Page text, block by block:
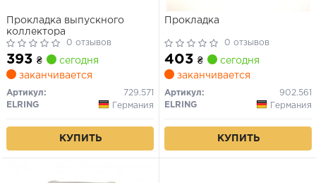
Прокладка выпускного
коллектора
0 отзывов
393 ₴
сегодня
заканчивается
Артикул:
729.571
ELRING
Германия
КУПИТЬ
Прокладка
0 отзывов
403 ₴
сегодня
заканчивается
Артикул:
902.561
ELRING
Германия
КУПИТЬ